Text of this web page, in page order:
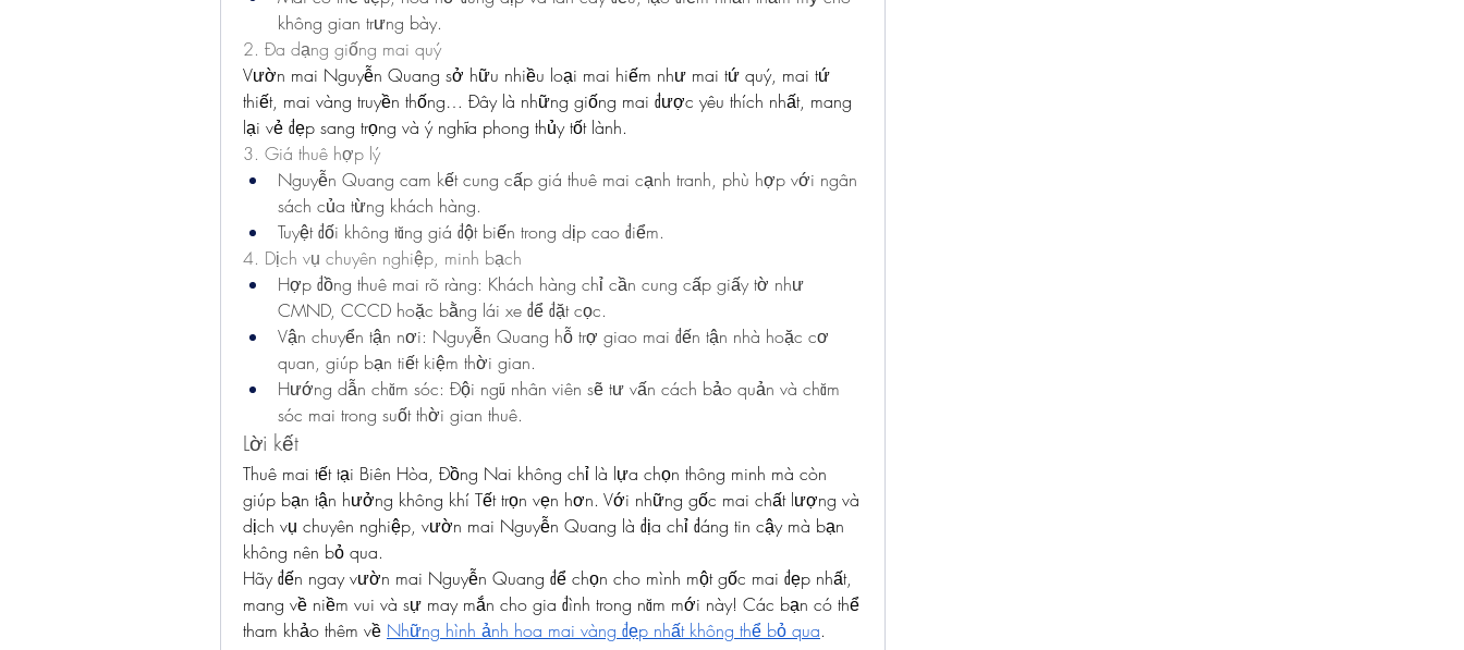
không gian trưng bày.
2. Đa dạng giống mai quý
Vườn mai Nguyễn Quang sở hữu nhiều loại mai hiếm như mai tứ quý, mai tứ
thiết, mai vàng truyền thống… Đây là những giống mai được yêu thích nhất, mang
lại vẻ đẹp sang trọng và ý nghĩa phong thủy tốt lành.
3. Giá thuê hợp lý
Nguyễn Quang cam kết cung cấp giá thuê mai cạnh tranh, phù hợp với ngân
sách của từng khách hàng.
Tuyệt đối không tăng giá đột biến trong dịp cao điểm.
4. Dịch vụ chuyên nghiệp, minh bạch
Hợp đồng thuê mai rõ ràng: Khách hàng chỉ cần cung cấp giấy tờ như
CMND, CCCD hoặc bằng lái xe để đặt cọc.
Vận chuyển tận nơi: Nguyễn Quang hỗ trợ giao mai đến tận nhà hoặc cơ
quan, giúp bạn tiết kiệm thời gian.
Hướng dẫn chăm sóc: Đội ngũ nhân viên sẽ tư vấn cách bảo quản và chăm
sóc mai trong suốt thời gian thuê.
Lời kết
Thuê mai tết tại Biên Hòa, Đồng Nai không chỉ là lựa chọn thông minh mà còn
giúp bạn tận hưởng không khí Tết trọn vẹn hơn. Với những gốc mai chất lượng và
dịch vụ chuyên nghiệp, vườn mai Nguyễn Quang là địa chỉ đáng tin cậy mà bạn
không nên bỏ qua.
Hãy đến ngay vườn mai Nguyễn Quang để chọn cho mình một gốc mai đẹp nhất,
mang về niềm vui và sự may mắn cho gia đình trong năm mới này! Các bạn có thể
tham khảo thêm về Những hình ảnh hoa mai vàng đẹp nhất không thể bỏ qua.